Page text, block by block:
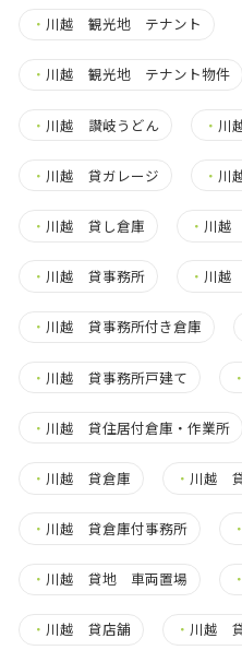
・ 川越 観光地 テナント
・ 川越 観光地 テナント物件
・ 川越 讃岐うどん ・ 川
・ 川越 貸ガレージ ・ 川
・ 川越 貸し倉庫 ・ 川越
・ 川越 貸事務所 ・ 川越
・ 川越 貸事務所付き倉庫
・ 川越 貸事務所戸建て ・
・ 川越 貸住居付倉庫・作業所
・ 川越 貸倉庫 ・ 川越
・ 川越 貸倉庫付事務所 ・
・ 川越 貸地 車両置場 ・
・ 川越 貸店舗 ・ 川越